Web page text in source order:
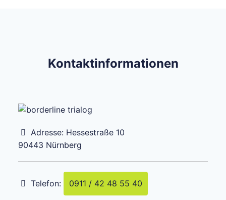
Kontaktinformationen
Adresse: Hessestraße 10
90443 Nürnberg
Telefon: 0911 / 42 48 55 40